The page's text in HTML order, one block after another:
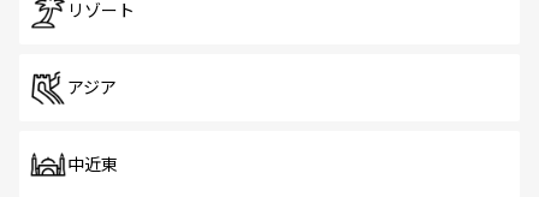
リゾート
アジア
中近東